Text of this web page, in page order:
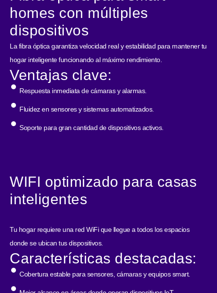
homes con múltiples
dispositivos
La fibra óptica garantiza velocidad real y estabilidad para mantener tu
hogar inteligente funcionando al máximo rendimiento.
Ventajas clave:
Respuesta inmediata de cámaras y alarmas.
Fluidez en sensores y sistemas automatizados.
Soporte para gran cantidad de dispositivos activos.
WIFI optimizado para casas
inteligentes
Tu hogar requiere una red WiFi que llegue a todos los espacios
donde se ubican tus dispositivos.
Características destacadas:
Cobertura estable para sensores, cámaras y equipos smart.